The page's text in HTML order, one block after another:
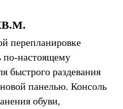
перепланировке
по-настоящему
быстрого раздевания
панелью. Консоль
обуви,